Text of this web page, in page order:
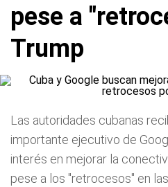
pese a
Trump
Las autoridades cubanas
importante ejecutivo de
interés en mejorar la
pese a los "retrocesos" en